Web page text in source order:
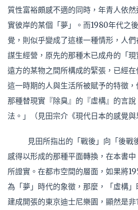
質性富裕頗感不適的同時，年青人依
實彼岸的某個「夢」。而1980年代之
覺，則似乎變成了這樣一種情形，人
謀生經營，原先的那種木已成舟的「
遠方的某物之間所構成的緊張，已經在
這一時期的人與生活所被賦予的特徵
那種替現實『除臭』的『虛構』的言
法。」（見田宗介《現代日本的感覺與
見田所指出的「戰後」向「後戰
感得以形成的那種平面轉換，在本書
所證實。在都市空間的層面，如果將
為「夢」時代的象徵，那麼，「虛構
建成開張的東京迪士尼樂園，顯然是非